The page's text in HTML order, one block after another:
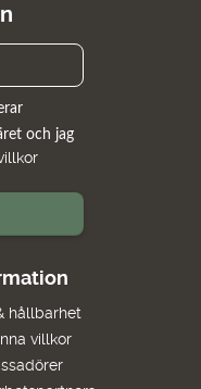
hållbarhet
villkor
och jag